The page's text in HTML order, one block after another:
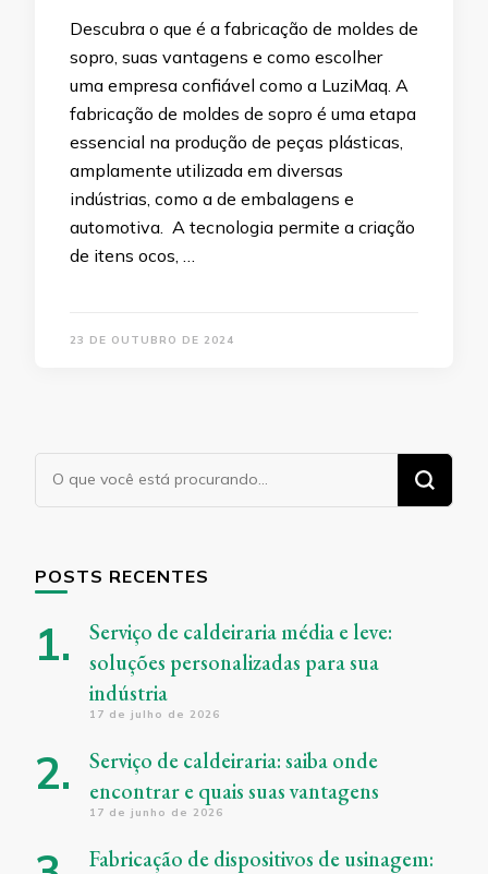
Descubra o que é a fabricação de moldes de
sopro, suas vantagens e como escolher
uma empresa confiável como a LuziMaq. A
fabricação de moldes de sopro é uma etapa
essencial na produção de peças plásticas,
amplamente utilizada em diversas
indústrias, como a de embalagens e
automotiva. A tecnologia permite a criação
de itens ocos, …
23 DE OUTUBRO DE 2024
Procurando
algo?
POSTS RECENTES
Serviço de caldeiraria média e leve:
soluções personalizadas para sua
indústria
17 de julho de 2026
Serviço de caldeiraria: saiba onde
encontrar e quais suas vantagens
17 de junho de 2026
Fabricação de dispositivos de usinagem: